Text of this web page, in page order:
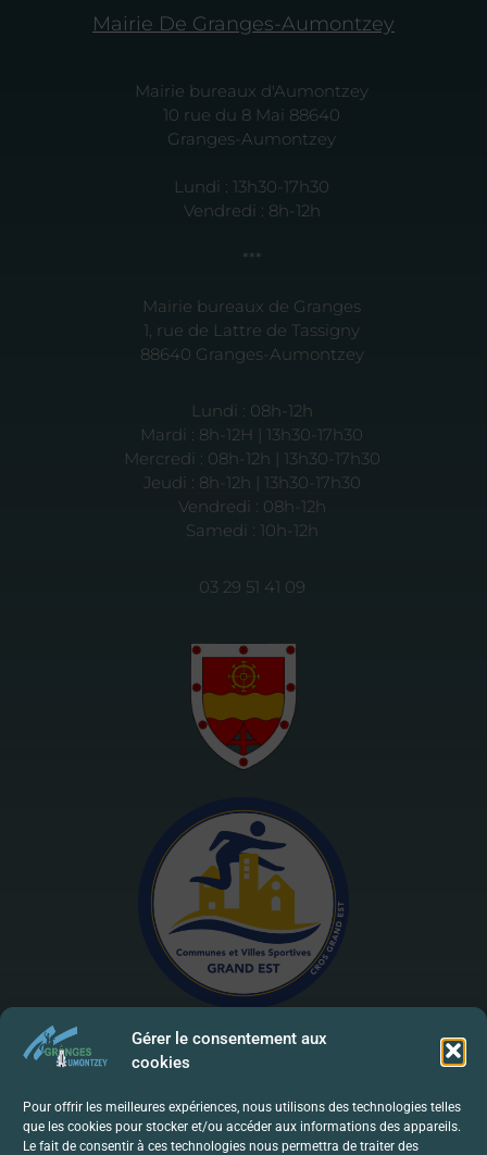
Gérer le consentement aux
cookies
Pour offrir les meilleures expériences, nous utilisons des technologies telles
que les cookies pour stocker et/ou accéder aux informations des appareils.
Le fait de consentir à ces technologies nous permettra de traiter des
Mairie De Granges-Aumontzey
Mairie bureaux d'Aumontzey
10 rue du 8 Mai 88640
Granges-Aumontzey
Lundi : 13h30-17h30
Vendredi : 8h-12h
***
Mairie bureaux de Granges
1, rue de Lattre de Tassigny
88640 Granges-Aumontzey
Lundi : 08h-12h
Mardi : 8h-12H | 13h30-17h30
Mercredi : 08h-12h | 13h30-17h30
Jeudi : 8h-12h | 13h30-17h30
Vendredi : 08h-12h
Samedi : 10h-12h
03 29 51 41 09
Mentions Légales | RGPD
Politique De Confidentialité